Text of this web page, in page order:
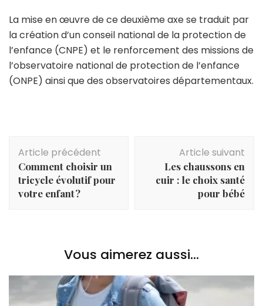
La mise en œuvre de ce deuxième axe se traduit par
la création d’un conseil national de la protection de
l’enfance (CNPE) et le renforcement des missions de
l’observatoire national de protection de l’enfance
(ONPE) ainsi que des observatoires départementaux.
d'article
Article précédent
Comment choisir un
tricycle évolutif pour
votre enfant ?
Article suivant
Les chaussons en
cuir : le choix santé
pour bébé
Vous aimerez aussi...